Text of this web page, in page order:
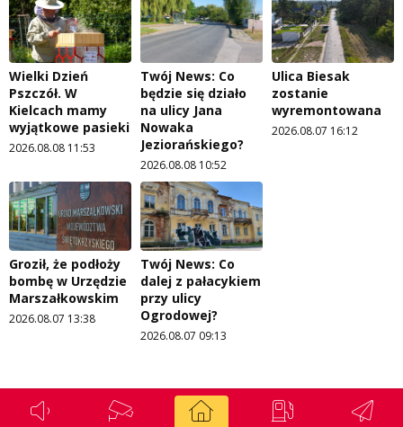
Wielki Dzień
Pszczół. W
Kielcach mamy
wyjątkowe pasieki
2026.08.08 11:53
Twój News: Co
będzie się działo
na ulicy Jana
Nowaka
Jeziorańskiego?
2026.08.08 10:52
Ulica Biesak
zostanie
wyremontowana
2026.08.07 16:12
Groził, że podłoży
bombę w Urzędzie
Marszałkowskim
2026.08.07 13:38
Twój News: Co
dalej z pałacykiem
przy ulicy
Ogrodowej?
2026.08.07 09:13